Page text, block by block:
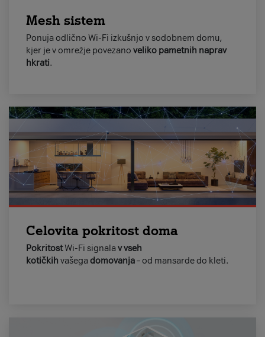
Mesh sistem
Ponuja odlično Wi-Fi izkušnjo v sodobnem domu,
kjer je v omrežje povezano veliko pametnih naprav
hkrati.
Celovita pokritost doma
PokritostWi-Fi signalav vseh
kotičkih vašegadomovanja– od mansarde do kleti.